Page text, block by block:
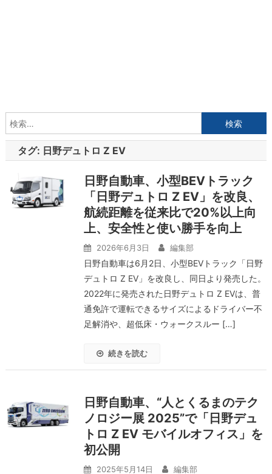
索:
タグ: 日野デュトロ Z EV
日野自動車、小型BEVトラック
「日野デュトロ Z EV」を改良、
航続距離を従来比で20%以上向
上、安全性と使い勝手を向上
2026年6月3日 編集部
日野自動車は6月2日、小型BEVトラック「日野
デュトロ Z EV」を改良し、同日より発売した。
2022年に発売された日野デュトロ Z EVは、普
通免許で運転できるサイズによるドライバー不
足解消や、超低床・ウォークスルー […]
続きを読む
日野自動車、“人とくるまのテク
ノロジー展 2025”で「日野デュ
トロ Z EV モバイルオフィス」を
初公開
2025年5月14日 編集部